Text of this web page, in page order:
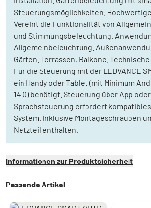
Steuerungsmöglichkeiten. Hochwertige
Vereint die Funktionalität von
und Stimmungsbeleuchtung.
Allgemeinbeleuchtung.
Gärten. Terrassen, Balkone.
Für die Steuerung mit der LEDVANCE
ein Handy oder Tablet (mit Minimum
14.0) benötigt. Steuerung über App oder
Sprachsteuerung erfordert
System. Inklusive Montageschrauben
Netzteil enthalten.
Informationen zur Produktsicherheit
Passende Artikel